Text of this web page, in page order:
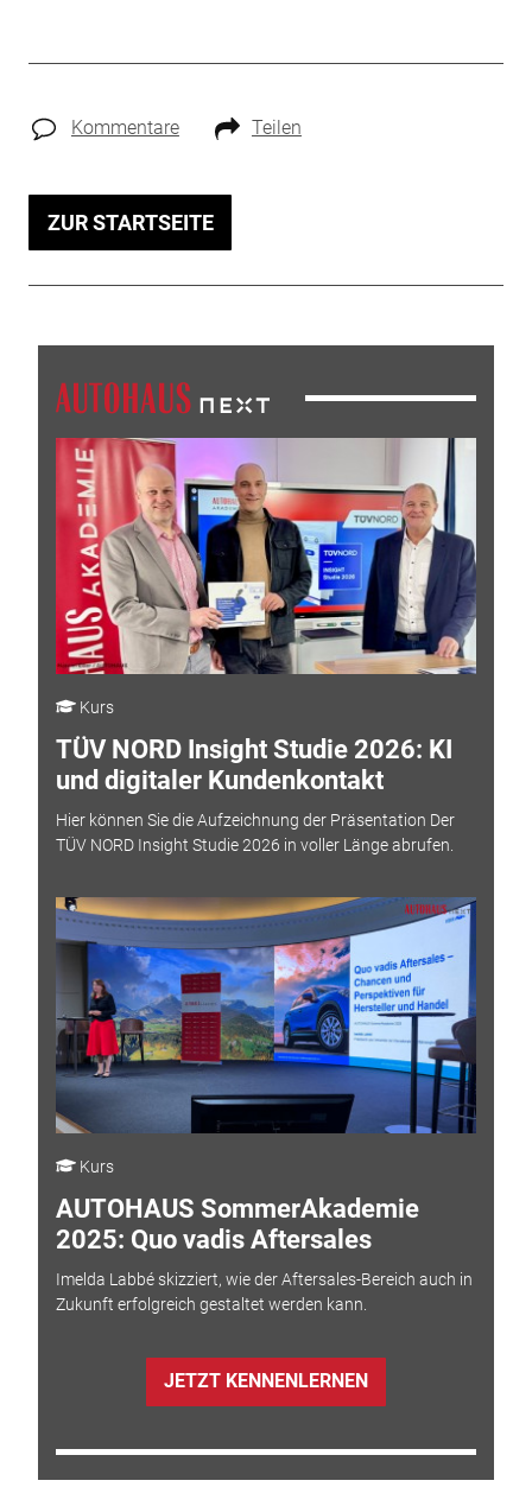
Kommentare Teilen
ZUR STARTSEITE
Kurs
TÜV NORD Insight Studie 2026: KI
und digitaler Kundenkontakt
Hier können Sie die Aufzeichnung der Präsentation Der
TÜV NORD Insight Studie 2026 in voller Länge abrufen.
Kurs
AUTOHAUS SommerAkademie
2025: Quo vadis Aftersales
Imelda Labbé skizziert, wie der Aftersales-Bereich auch in
Zukunft erfolgreich gestaltet werden kann.
JETZT KENNENLERNEN